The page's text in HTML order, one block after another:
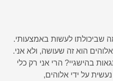
שביכולתו לעשות באמצעותי.
הוא זה שעושה, ולא אני.
בהישגיי? הרי אני רק כלי
על ידי אלוהים,